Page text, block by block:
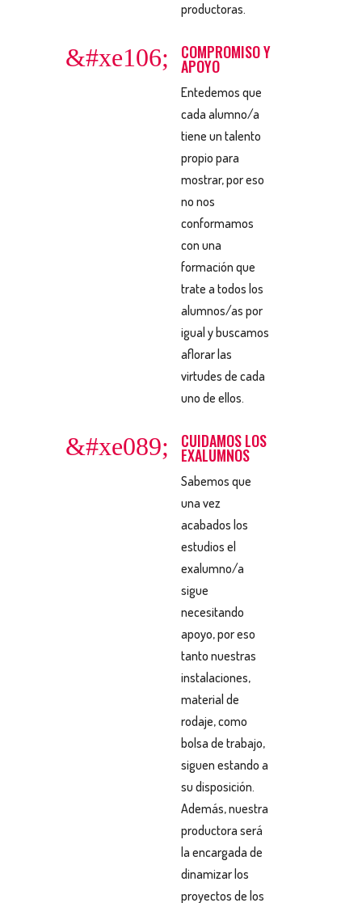
productoras.
&#xe106; COMPROMISO Y
APOYO
Entedemos que
cada alumno/a
tiene un talento
propio para
mostrar, por eso
no nos
conformamos
con una
formación que
trate a todos los
alumnos/as por
igual y buscamos
aflorar las
virtudes de cada
uno de ellos.
&#xe089; CUIDAMOS LOS
EXALUMNOS
Sabemos que
una vez
acabados los
estudios el
exalumno/a
sigue
necesitando
apoyo, por eso
tanto nuestras
instalaciones,
material de
rodaje, como
bolsa de trabajo,
siguen estando a
su disposición.
Además, nuestra
productora será
la encargada de
dinamizar los
proyectos de los